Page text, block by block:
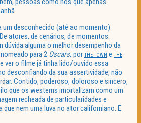
um desconhecido (até ao momento)
atores, de cenários, de momentos.
dúvida alguma o melhor desempenho da
para 2 Oscars, por THE TOWN e THE
ver o filme já tinha lido/ouvido essa
desconfiando da sua assertividade, não
Contido, poderoso, doloroso e sincero,
que os westerns imortalizam como um
recheada de particularidades e
que nem uma luva no ator californiano. E